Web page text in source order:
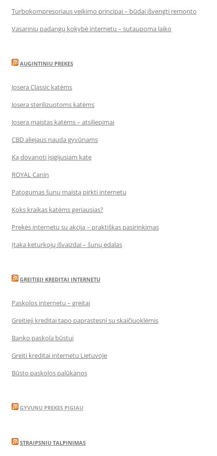
Turbokompresoriaus veikimo principai – būdai išvengti remonto
Vasarinių padangų kokybė internetu – sutaupoma laiko
AUGINTINIU PREKES
Josera Classic katėms
Josera sterilizuotoms katėms
Josera maistas katėms – atsiliepimai
CBD aliejaus nauda gyvūnams
Ką dovanoti įsigijusiam katę
ROYAL Canin
Patogumas šunų maistą pirkti internetu
Koks kraikas katėms geriausias?
Prekės internetu su akcija – praktiškas pasirinkimas
Įtaka keturkojų išvaizdai – šunų ėdalas
GREITIEJI KREDITAI INTERNETU
Paskolos internetu – greitai
Greitieji kreditai tapo paprastesni su skaičiuoklėmis
Banko paskola būstui
Greiti kreditai internetu Lietuvoje
Būsto paskolos palūkanos
GYVUNU PREKES PIGIAU
STRAIPSNIU TALPINIMAS